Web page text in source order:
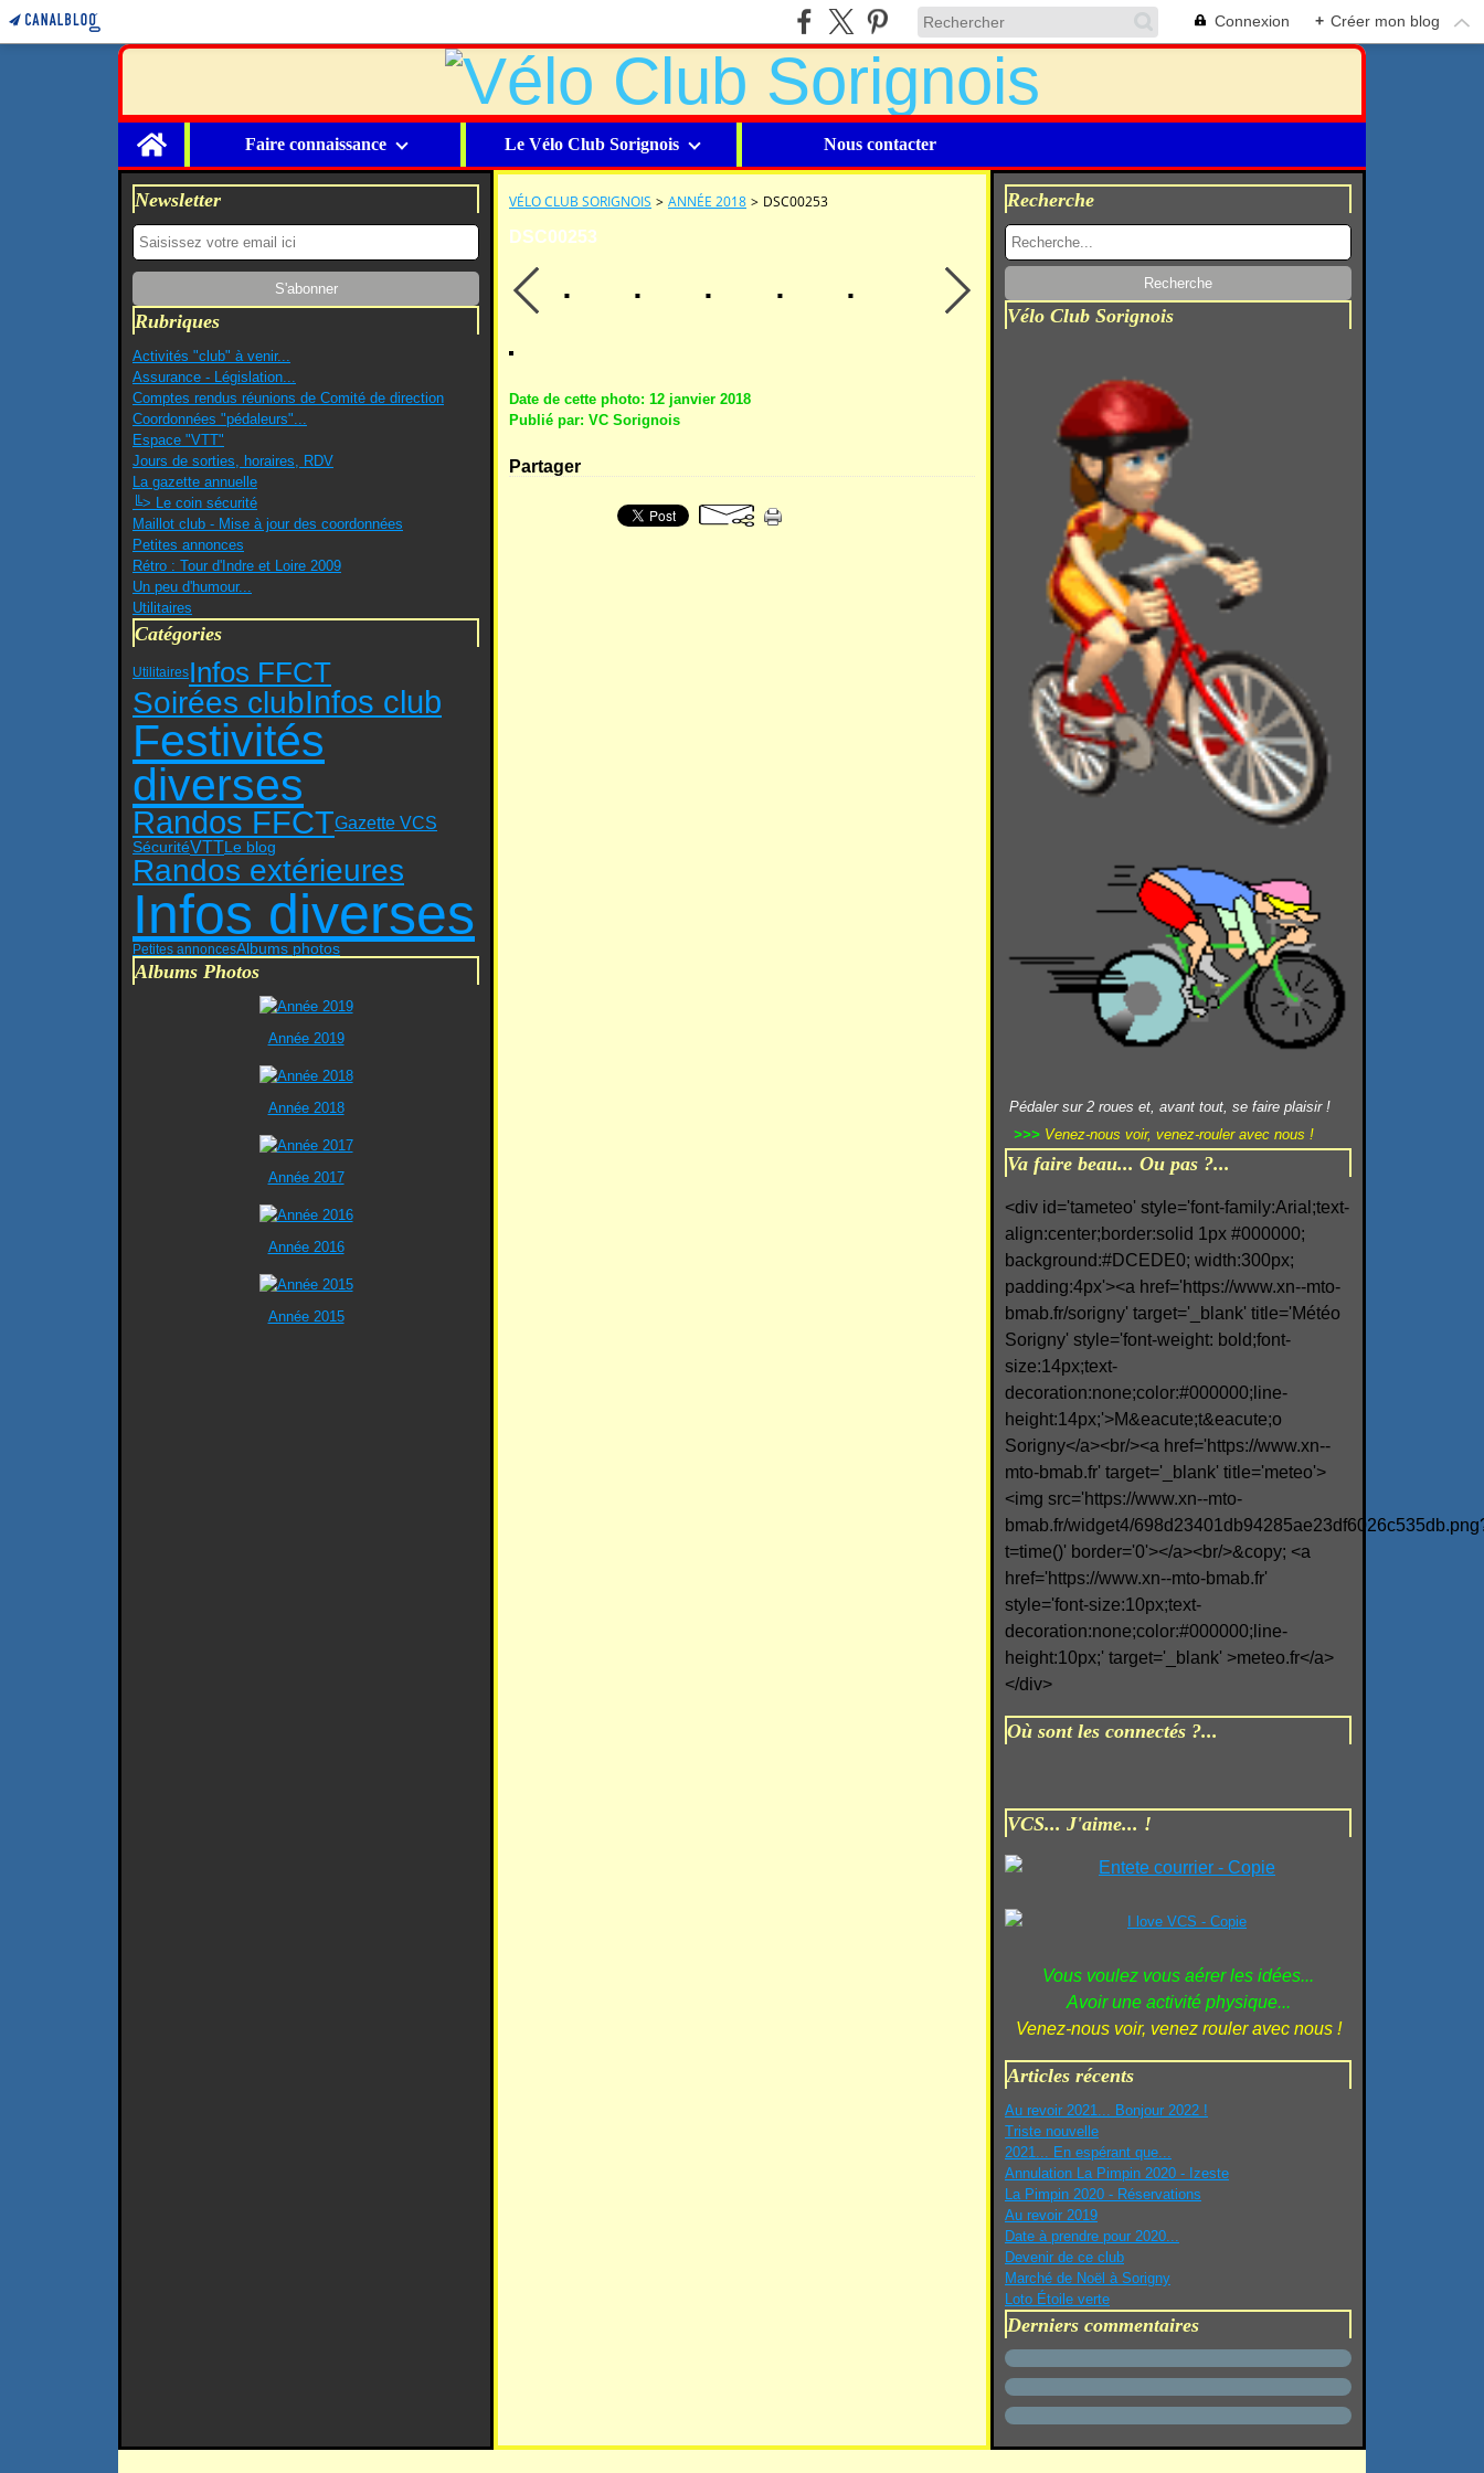
Connexion + Créer mon blog
Home
Faire connaissance Le Vélo Club Sorignois Nous contacter
Newsletter
Rubriques
Activités "club" à venir...
Assurance - Législation...
Comptes rendus réunions de Comité de direction
Coordonnées "pédaleurs"...
Espace "VTT"
Jours de sorties, horaires, RDV
La gazette annuelle
╚> Le coin sécurité
Maillot club - Mise à jour des coordonnées
Petites annonces
Rétro : Tour d'Indre et Loire 2009
Un peu d'humour...
Utilitaires
Catégories
UtilitairesInfos FFCT
Soirées clubInfos club
Festivités
diverses
Randos FFCTGazette VCS
SécuritéVTTLe blog
Randos extérieures
Infos diverses
Petites annoncesAlbums photos
Albums Photos
Année 2019
Année 2018
Année 2017
Année 2016
Année 2015
VÉLO CLUB SORIGNOIS > ANNÉE 2018 > DSC00253
DSC00253
Date de cette photo: 12 janvier 2018
Publié par: VC Sorignois
Partager
Recherche
Vélo Club Sorignois
Pédaler sur 2 roues et, avant tout, se faire plaisir !
>>> Venez-nous voir, venez-rouler avec nous !
Va faire beau... Ou pas ?...
<div id='tameteo' style='font-family:Arial;text-
align:center;border:solid 1px #000000;
background:#DCEDE0; width:300px;
padding:4px'><a href='https://www.xn--mto-
bmab.fr/sorigny' target='_blank' title='Météo
Sorigny' style='font-weight: bold;font-
size:14px;text-
decoration:none;color:#000000;line-
height:14px;'>M&eacute;t&eacute;o
Sorigny</a><br/><a href='https://www.xn--
mto-bmab.fr' target='_blank' title='meteo'>
<img src='https://www.xn--mto-
bmab.fr/widget4/
t=time()' border='0'></a><br/>&copy; <a
href='https://www.xn--mto-bmab.fr'
style='font-size:10px;text-
decoration:none;color:#000000;line-
height:10px;' target='_blank' >meteo.fr</a>
</div>
Où sont les connectés ?...
VCS... J'aime... !
Vous voulez vous aérer les idées...
Avoir une activité physique...
Venez-nous voir, venez rouler avec nous !
Articles récents
Au revoir 2021... Bonjour 2022 !
Triste nouvelle
2021... En espérant que...
Annulation La Pimpin 2020 - Izeste
La Pimpin 2020 - Réservations
Au revoir 2019
Date à prendre pour 2020...
Devenir de ce club
Marché de Noël à Sorigny
Loto Étoile verte
Derniers commentaires